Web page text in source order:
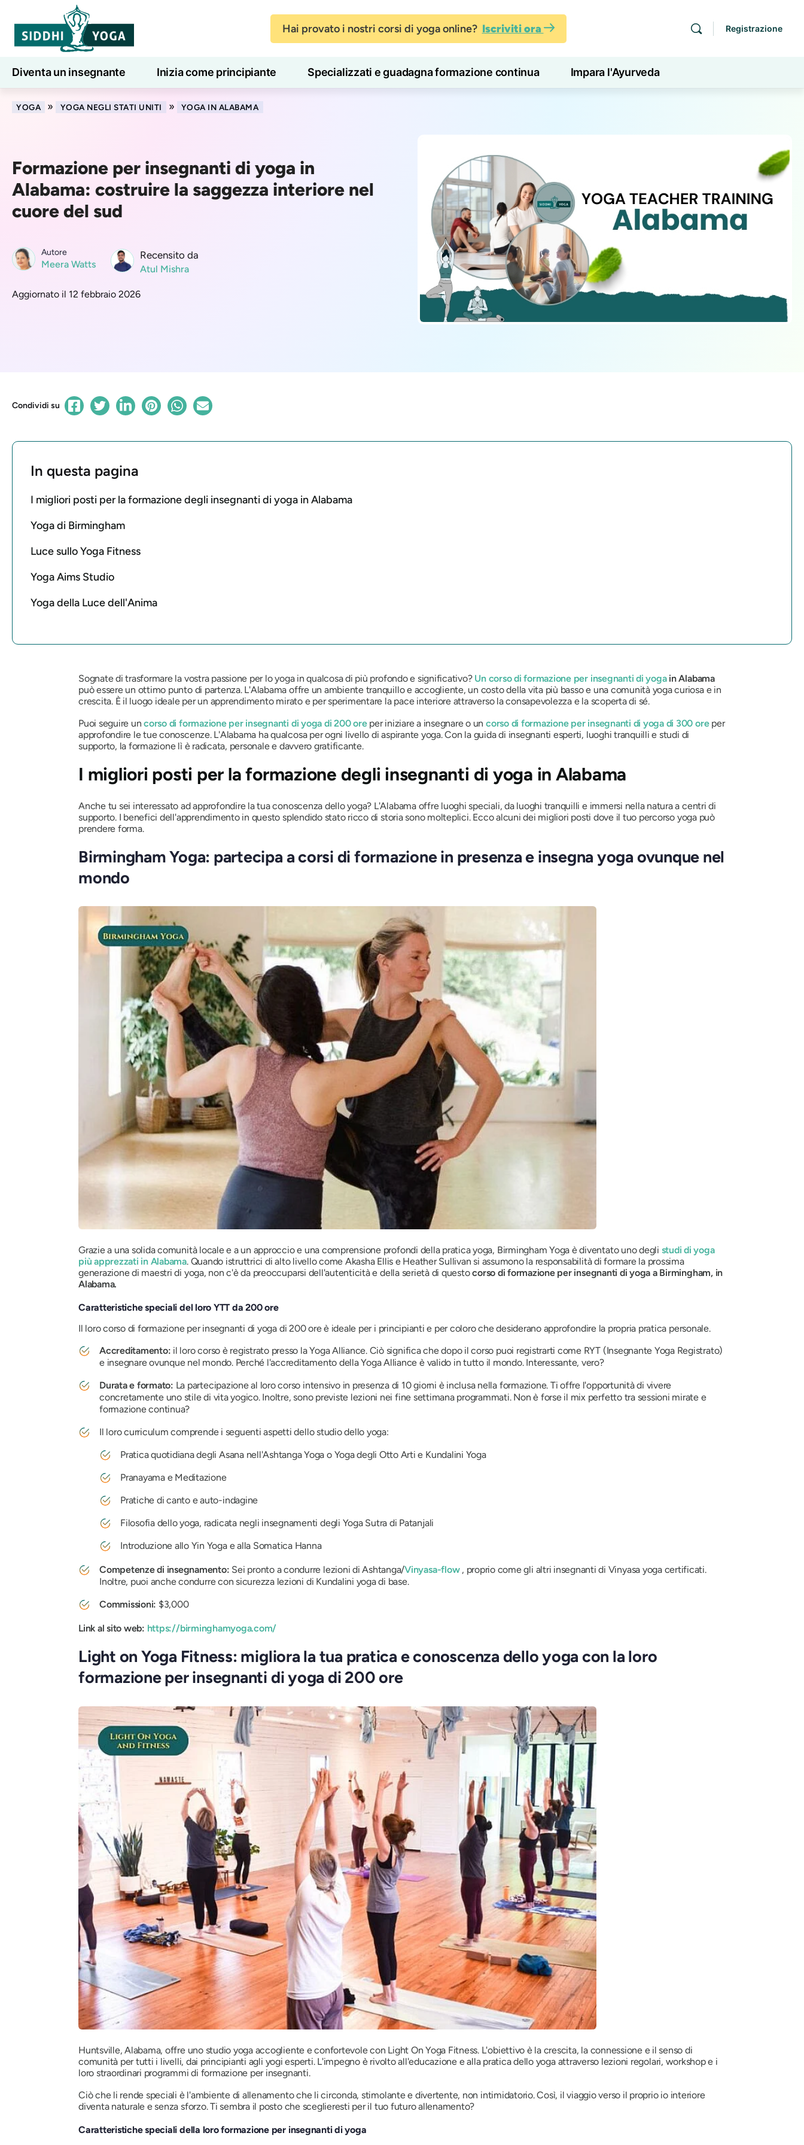
Hai provato i nostri corsi di yoga online? Iscriviti ora Registrazione
Diventa un insegnante Inizia come principiante Specializzati e guadagna formazione continua Impara l'Ayurveda
Lezioni di yoga online 7 giorni di benessere
YOGA » YOGA NEGLI STATI UNITI » YOGA IN ALABAMA
Formazione per insegnanti di yoga in
Alabama: costruire la saggezza interiore nel
cuore del sud
Autore
Meera Watts
Recensito da
Atul Mishra
Aggiornato il 12 febbraio 2026
Condividi su
In questa pagina
I migliori posti per la formazione degli insegnanti di yoga in Alabama
Yoga di Birmingham
Luce sullo Yoga Fitness
Yoga Aims Studio
Yoga della Luce dell'Anima
Sognate di trasformare la vostra passione per lo yoga in qualcosa di più profondo e significativo? Un corso di formazione per insegnanti di yogain Alabama
può essere un ottimo punto di partenza. L'Alabama offre un ambiente tranquillo e accogliente, un costo della vita più basso e una comunità yoga curiosa e in
crescita. È il luogo ideale per un apprendimento mirato e per sperimentare la pace interiore attraverso la consapevolezza e la scoperta di sé.
Puoi seguire uncorso di formazione per insegnanti di yoga di 200 oreper iniziare a insegnare o uncorso di formazione per insegnanti di yoga di 300 oreper
approfondire le tue conoscenze. L'Alabama ha qualcosa per ogni livello di aspirante yoga. Con la guida di insegnanti esperti, luoghi tranquilli e studi di
supporto, la formazione lì è radicata, personale e davvero gratificante.
I migliori posti per la formazione degli insegnanti di yoga in Alabama
Anche tu sei interessato ad approfondire la tua conoscenza dello yoga? L'Alabama offre luoghi speciali, da luoghi tranquilli e immersi nella natura a centri di
supporto. I benefici dell'apprendimento in questo splendido stato ricco di storia sono molteplici. Ecco alcuni dei migliori posti dove il tuo percorso yoga può
prendere forma.
Birmingham Yoga: partecipa a corsi di formazione in presenza e insegna yoga ovunque nel
mondo
Grazie a una solida comunità locale e a un approccio e una comprensione profondi della pratica yoga, Birmingham Yoga è diventato uno degli studi di yoga
più apprezzati in Alabama. Quando istruttrici di alto livello come Akasha Ellis e Heather Sullivan si assumono la responsabilità di formare la prossima
generazione di maestri di yoga, non c'è da preoccuparsi dell'autenticità e della serietà di questocorso di formazione per insegnanti di yoga a Birmingham, in
Alabama.
Caratteristiche speciali del loro YTT da 200 ore
Il loro corso di formazione per insegnanti di yoga di 200 ore è ideale per i principianti e per coloro che desiderano approfondire la propria pratica personale.
Accreditamento: il loro corso è registrato presso la Yoga Alliance. Ciò significa che dopo il corso puoi registrarti come RYT (Insegnante Yoga Registrato)
e insegnare ovunque nel mondo. Perché l'accreditamento della Yoga Alliance è valido in tutto il mondo. Interessante, vero?
Durata e formato: La partecipazione al loro corso intensivo in presenza di 10 giorni è inclusa nella formazione. Ti offre l'opportunità di vivere
concretamente uno stile di vita yogico. Inoltre, sono previste lezioni nei fine settimana programmati. Non è forse il mix perfetto tra sessioni mirate e
formazione continua?
Il loro curriculum comprende i seguenti aspetti dello studio dello yoga:
Pratica quotidiana degli Asana nell'Ashtanga Yoga o Yoga degli Otto Arti e Kundalini Yoga
Pranayama e Meditazione
Pratiche di canto e auto-indagine
Filosofia dello yoga, radicata negli insegnamenti degli Yoga Sutra di Patanjali
Introduzione allo Yin Yoga e alla Somatica Hanna
Competenze di insegnamento: Sei pronto a condurre lezioni di Ashtanga/Vinyasa-flow, proprio come gli altri insegnanti di Vinyasa yoga certificati.
Inoltre, puoi anche condurre con sicurezza lezioni di Kundalini yoga di base.
Commissioni: $3,000
Link al sito web: https://birminghamyoga.com/
Light on Yoga Fitness: migliora la tua pratica e conoscenza dello yoga con la loro
formazione per insegnanti di yoga di 200 ore
Huntsville, Alabama, offre uno studio yoga accogliente e confortevole con Light On Yoga Fitness. L'obiettivo è la crescita, la connessione e il senso di
comunità per tutti i livelli, dai principianti agli yogi esperti. L'impegno è rivolto all'educazione e alla pratica dello yoga attraverso lezioni regolari, workshop e i
loro straordinari programmi di formazione per insegnanti.
Ciò che li rende speciali è l'ambiente di allenamento che li circonda, stimolante e divertente, non intimidatorio. Così, il viaggio verso il proprio io interiore
diventa naturale e senza sforzo. Ti sembra il posto che sceglieresti per il tuo futuro allenamento?
Caratteristiche speciali della loro formazione per insegnanti di yoga